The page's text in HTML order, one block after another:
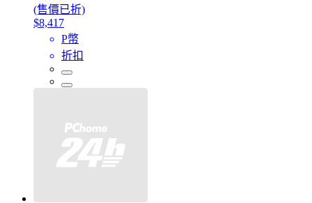
(售價已折)
$8,417
P幣
折扣